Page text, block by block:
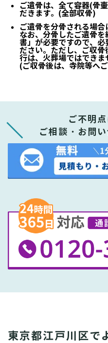
ご遺骨は、全て容器(骨
だきます。(全部収骨)
ご遺骨を分骨される場合
なお、分骨したご遺骨
書」が必要ですので、必
ださい。ただし、ご収
行は、火葬場ではできま
(ご収骨後は、寺院等へ
ご不明
ご相談・お問
東京都江戸川区で